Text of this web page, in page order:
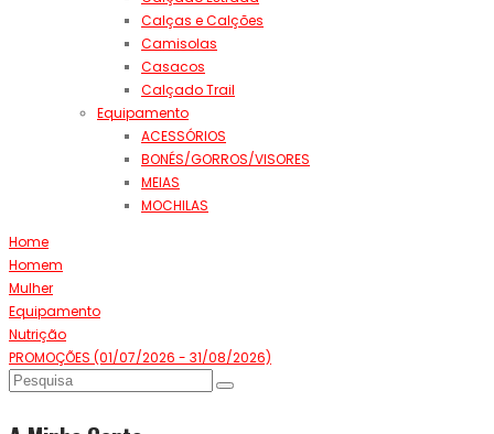
Calças e Calções
Camisolas
Casacos
Calçado Trail
Equipamento
ACESSÓRIOS
BONÉS/GORROS/VISORES
MEIAS
MOCHILAS
Home
Homem
Mulher
Equipamento
Nutrição
PROMOÇÕES (01/07/2026 - 31/08/2026)